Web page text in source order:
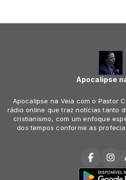
Apocalipse
Apocalipse na Veia com o Pastor
rádio online que traz notícias tanto
cristianismo, com um enfoque
dos tempos conforme as